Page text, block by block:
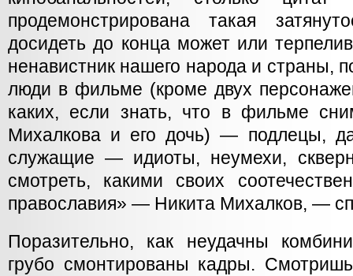
продемонстрирована такая
досидеть до конца может или
ненавистник нашего народа и страны,
люди в фильме (кроме двух
каких, если знать, что в фильме
Михалкова и его дочь) — подлецы,
служащие — идиоты, неумехи,
смотреть, какими своих
православия» — Никита Михалков, —
Поразительно, как неудачны
грубо смонтированы кадры.